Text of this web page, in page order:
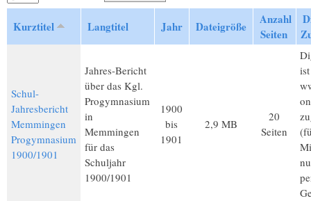
Kurztitel Langtitel Jahr Dateigröße
Anzahl
Seiten
Schul-
Jahresbericht
Memmingen
Progymnasium
1900/1901
Jahres-Bericht
über das Kgl.
Progymnasium
in
Memmingen
für das
Schuljahr
1900/1901
1900
bis
1901
2,9 MB
20
Seiten